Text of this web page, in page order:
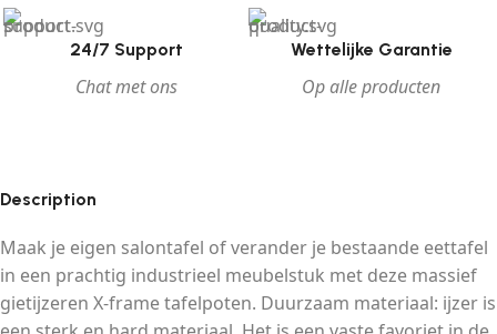
24/7 Support
Chat met ons
Wettelijke Garantie
Op alle producten
Description
Maak je eigen salontafel of verander je bestaande eettafel
in een prachtig industrieel meubelstuk met deze massief
gietijzeren X-frame tafelpoten. Duurzaam materiaal: ijzer is